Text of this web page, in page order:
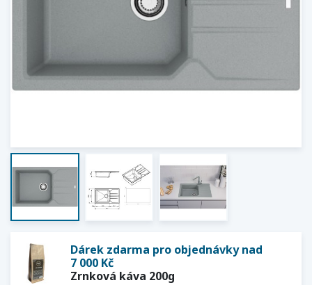
Dárek zdarma pro objednávky nad
7 000 Kč
Zrnková káva 200g